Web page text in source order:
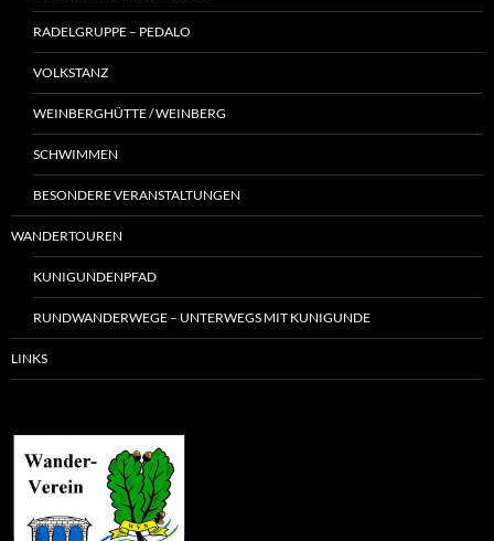
RADELGRUPPE – PEDALO
VOLKSTANZ
WEINBERGHÜTTE / WEINBERG
SCHWIMMEN
BESONDERE VERANSTALTUNGEN
WANDERTOUREN
KUNIGUNDENPFAD
RUNDWANDERWEGE – UNTERWEGS MIT KUNIGUNDE
LINKS